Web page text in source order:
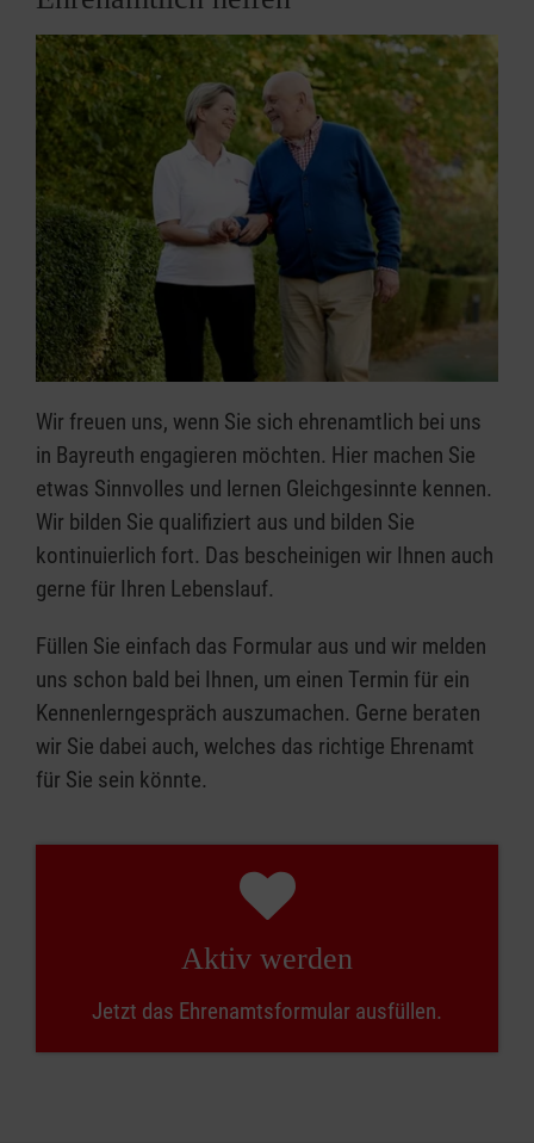
Wir freuen uns, wenn Sie sich ehrenamtlich bei uns
in Bayreuth engagieren möchten. Hier machen Sie
etwas Sinnvolles und lernen Gleichgesinnte kennen.
Wir bilden Sie qualifiziert aus und bilden Sie
kontinuierlich fort. Das bescheinigen wir Ihnen auch
gerne für Ihren Lebenslauf.
Füllen Sie einfach das Formular aus und wir melden
uns schon bald bei Ihnen, um einen Termin für ein
Kennenlerngespräch auszumachen. Gerne beraten
wir Sie dabei auch, welches das richtige Ehrenamt
für Sie sein könnte.
Aktiv werden
Jetzt das Ehrenamtsformular ausfüllen.